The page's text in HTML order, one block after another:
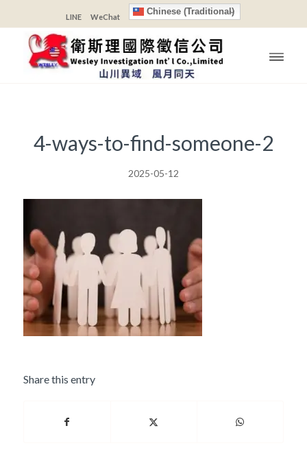
LINE WeChat
Chinese (Traditional)
4-ways-to-find-someone-2
2025-05-12
Share this entry